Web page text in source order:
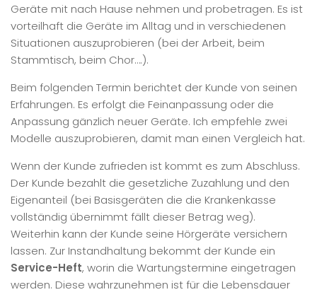
Geräte mit nach Hause nehmen und probetragen. Es ist
vorteilhaft die Geräte im Alltag und in verschiedenen
Situationen auszuprobieren (bei der Arbeit, beim
Stammtisch, beim Chor….).
Beim folgenden Termin berichtet der Kunde von seinen
Erfahrungen. Es erfolgt die Feinanpassung oder die
Anpassung gänzlich neuer Geräte. Ich empfehle zwei
Modelle auszuprobieren, damit man einen Vergleich hat.
Wenn der Kunde zufrieden ist kommt es zum Abschluss.
Der Kunde bezahlt die gesetzliche Zuzahlung und den
Eigenanteil (bei Basisgeräten die die Krankenkasse
vollständig übernimmt fällt dieser Betrag weg).
Weiterhin kann der Kunde seine Hörgeräte versichern
lassen. Zur Instandhaltung bekommt der Kunde ein
Service-Heft, worin die Wartungstermine eingetragen
werden. Diese wahrzunehmen ist für die Lebensdauer